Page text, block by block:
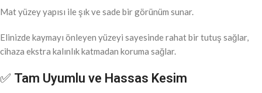
Mat yüzey yapısı ile şık ve sade bir görünüm sunar.
Elinizde kaymayı önleyen yüzeyi sayesinde rahat bir tutuş sağlar,
cihaza ekstra kalınlık katmadan koruma sağlar.
✅ Tam Uyumlu ve Hassas Kesim